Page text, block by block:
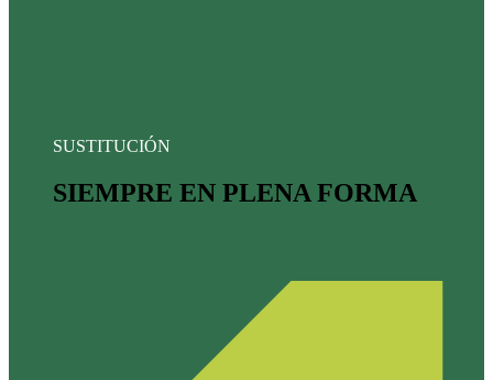
SUSTITUCIÓN
SIEMPRE EN PLENA FORMA